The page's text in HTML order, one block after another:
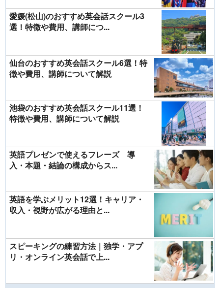
愛媛(松山)のおすすめ英会話スクール3
選！特徴や費用、講師につ...
仙台のおすすめ英会話スクール6選！特
徴や費用、講師について解説
池袋のおすすめ英会話スクール11選！
特徴や費用、講師について解説
英語プレゼンで使えるフレーズ 導
入・本題・結論の構成からス...
英語を学ぶメリット12選！キャリア・
収入・視野が広がる理由と...
スピーキングの練習方法｜独学・アプ
リ・オンライン英会話で上...